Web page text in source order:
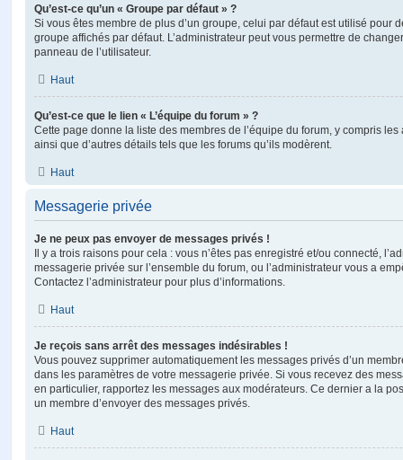
Qu’est-ce qu’un « Groupe par défaut » ?
Si vous êtes membre de plus d’un groupe, celui par défaut est utilisé pour
groupe affichés par défaut. L’administrateur peut vous permettre de
panneau de l’utilisateur.
Haut
Qu’est-ce que le lien « L’équipe du forum » ?
Cette page donne la liste des membres de l’équipe du forum, y compris
ainsi que d’autres détails tels que les forums qu’ils modèrent.
Haut
Messagerie privée
Je ne peux pas envoyer de messages privés !
Il y a trois raisons pour cela : vous n’êtes pas enregistré et/ou connecté,
messagerie privée sur l’ensemble du forum, ou l’administrateur vous a
Contactez l’administrateur pour plus d’informations.
Haut
Je reçois sans arrêt des messages indésirables !
Vous pouvez supprimer automatiquement les messages privés d’un
dans les paramètres de votre messagerie privée. Si vous recevez des
en particulier, rapportez les messages aux modérateurs. Ce dernier a la
un membre d’envoyer des messages privés.
Haut